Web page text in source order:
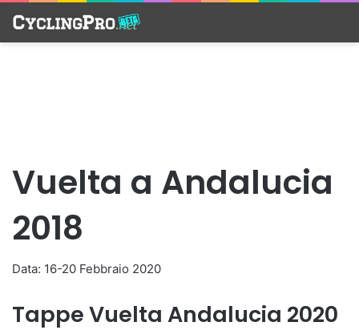
Vuelta a Andalucia
2018
Data: 16-20 Febbraio 2020
Tappe Vuelta Andalucia 2020